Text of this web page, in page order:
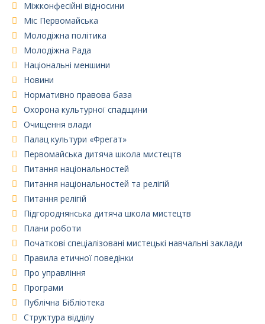
Міжконфесійні відносини
Міс Первомайська
Молодіжна політика
Молодіжна Рада
Національні меншини
Новини
Нормативно правова база
Охорона культурної спадщини
Очищення влади
Палац культури «Фрегат»
Первомайська дитяча школа мистецтв
Питання національностей
Питання національностей та релігій
Питання релігій
Підгороднянська дитяча школа мистецтв
Плани роботи
Початкові спеціалізовані мистецькі навчальні заклади
Правила етичної поведінки
Про управління
Програми
Публічна Бібліотека
Структура відділу